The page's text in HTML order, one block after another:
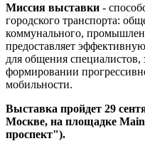
Миссия выставки -
городского транспорта:
коммунального,
предоставляет
для общения специалистов,
формировании
мобильности.
Выставка пройдет 29
Москве, на площадке
проспект").